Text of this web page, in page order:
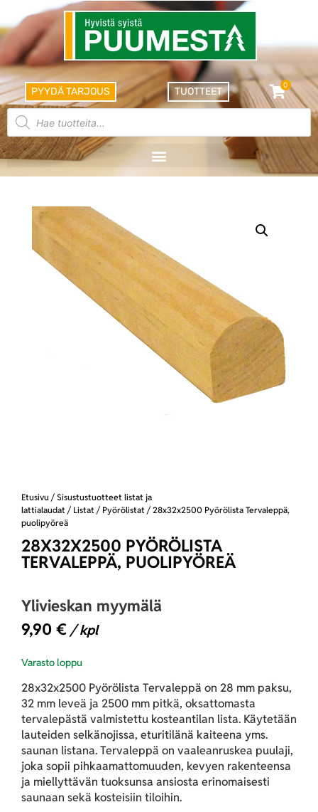
PYYDÄ TARJOUS TUOTTEET
0
Etusivu / Sisustustuotteet listat ja
lattialaudat / Listat / Pyörölistat / 28x32x2500 Pyörölista Tervaleppä,
puolipyöreä
28X32X2500 PYÖRÖLISTA
TERVALEPPÄ, PUOLIPYÖREÄ
Ylivieskan myymälä
9,90 € / kpl
Varasto loppu
28x32x2500 Pyörölista Tervaleppä on 28 mm paksu,
32 mm leveä ja 2500 mm pitkä, oksattomasta
tervalepästä valmistettu kosteantilan lista. Käytetään
lauteiden selkänojissa, eturitilänä kaiteena yms.
saunan listana. Tervaleppä on vaaleanruskea puulaji,
joka sopii pihkaamattomuuden, kevyen rakenteensa
ja miellyttävän tuoksunsa ansiosta erinomaisesti
saunaan sekä kosteisiin tiloihin.